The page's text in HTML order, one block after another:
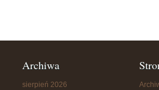
Archiwa
sierpień 2026